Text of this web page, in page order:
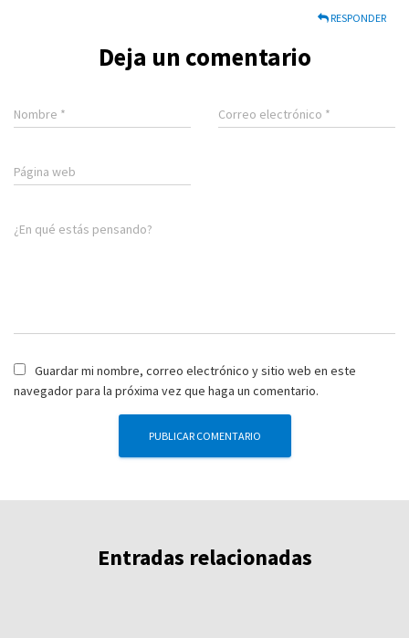
RESPONDER
Deja un comentario
Nombre * Correo electrónico *
Página web
¿En qué estás pensando?
Guardar mi nombre, correo electrónico y sitio web en este
navegador para la próxima vez que haga un comentario.
Entradas relacionadas